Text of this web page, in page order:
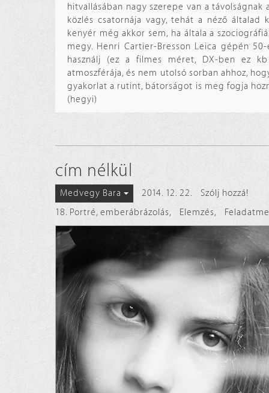
hitvallásában nagy szerepe van a
közlés csatornája vagy, tehát a néző
kenyér még akkor sem, ha általa a
megy. Henri Cartier-Bresson Leica gépén
használj (ez a filmes méret, DX-ben ez
atmoszférája, és nem utolsó sorban ahhoz,
gyakorlat a rutint, bátorságot is meg fogja
(hegyi)
cím nélkül
Medvegy Bara 2014. 12. 22.
Szólj hozzá!
18. Portré, emberábrázolás, Elemzés,